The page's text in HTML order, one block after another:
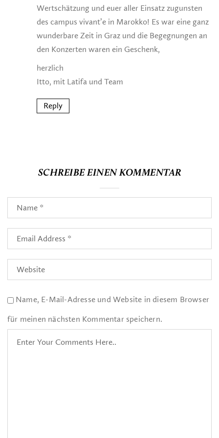
Wertschätzung und euer aller Einsatz zugunsten
des campus vivant’e in Marokko! Es war eine ganz
wunderbare Zeit in Graz und die Begegnungen an
den Konzerten waren ein Geschenk,
herzlich
Itto, mit Latifa und Team
Reply
SCHREIBE EINEN KOMMENTAR
Name, E-Mail-Adresse und Website in diesem Browser
für meinen nächsten Kommentar speichern.